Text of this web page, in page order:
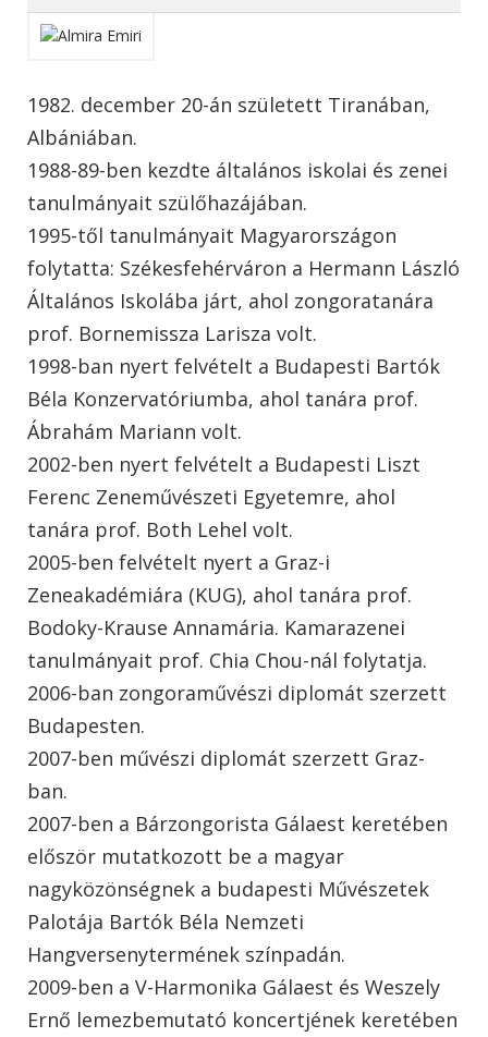
1982. december 20-án született Tiranában,
Albániában.
1988-89-ben kezdte általános iskolai és zenei
tanulmányait szülőhazájában.
1995-től tanulmányait Magyarországon
folytatta: Székesfehérváron a Hermann László
Általános Iskolába járt, ahol zongoratanára
prof. Bornemissza Larisza volt.
1998-ban nyert felvételt a Budapesti Bartók
Béla Konzervatóriumba, ahol tanára prof.
Ábrahám Mariann volt.
2002-ben nyert felvételt a Budapesti Liszt
Ferenc Zeneművészeti Egyetemre, ahol
tanára prof. Both Lehel volt.
2005-ben felvételt nyert a Graz-i
Zeneakadémiára (KUG), ahol tanára prof.
Bodoky-Krause Annamária. Kamarazenei
tanulmányait prof. Chia Chou-nál folytatja.
2006-ban zongoraművészi diplomát szerzett
Budapesten.
2007-ben művészi diplomát szerzett Graz-
ban.
2007-ben a Bárzongorista Gálaest keretében
először mutatkozott be a magyar
nagyközönségnek a budapesti Művészetek
Palotája Bartók Béla Nemzeti
Hangversenytermének színpadán.
2009-ben a V-Harmonika Gálaest és Weszely
Ernő lemezbemutató koncertjének keretében